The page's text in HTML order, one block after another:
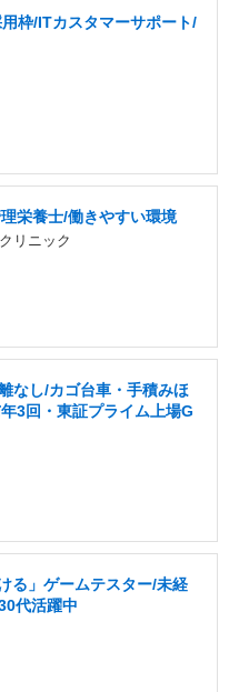
枠/ITカスタマーサポート/
栄養士/働きやすい環境
リニック
なし/カゴ台車・手積みほ
3回・東証プライム上場G
る」ゲームテスター/未経
代活躍中